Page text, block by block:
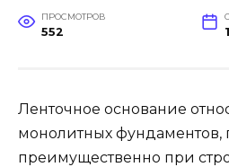
ПРОСМОТРОВ
552
Ленточное основание
монолитных
преимущественно при